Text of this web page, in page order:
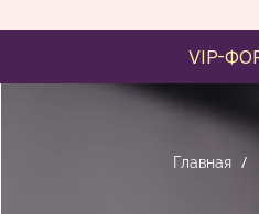
Главная
VIP-